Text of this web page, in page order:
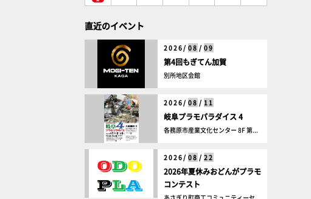
直近のイベント
2026/ 08 / 09
第4回もぎてん加賀
別所地区会館
2026/ 08 / 11
岐阜プラモパラダイス 4
各務原市産業文化センター 8F 第...
2026/ 08 / 22
2026年夏休みおどんがプラモ
コンテスト